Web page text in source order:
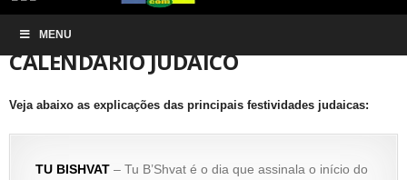
MENU
Início CALENDÁRIO JUDAICO
CALENDÁRIO JUDAICO
Veja abaixo as explicações das principais festividades judaicas:
TU BISHVAT – Tu B’Shvat é o dia que assinala o início do